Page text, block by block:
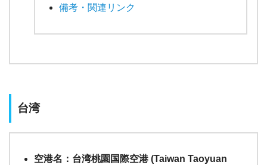
備考・関連リンク
台湾
空港名：台湾桃園国際空港 (Taiwan Taoyuan